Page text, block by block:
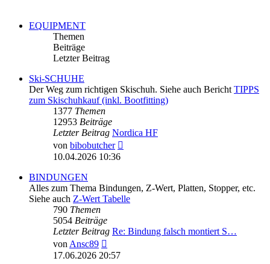
EQUIPMENT
Themen
Beiträge
Letzter Beitrag
Ski-SCHUHE
Der Weg zum richtigen Skischuh. Siehe auch Bericht TIPPS
zum Skischuhkauf (inkl. Bootfitting)
1377 Themen
12953 Beiträge
Letzter Beitrag Nordica HF
von bibobutcher
10.04.2026 10:36
BINDUNGEN
Alles zum Thema Bindungen, Z-Wert, Platten, Stopper, etc.
Siehe auch Z-Wert Tabelle
790 Themen
5054 Beiträge
Letzter Beitrag Re: Bindung falsch montiert S…
von Ansc89
Beitrag
17.06.2026 20:57